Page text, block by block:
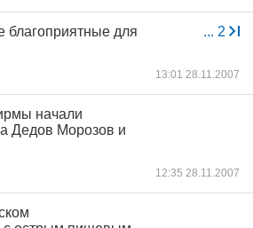
... 2
для
13:01 28.11.2007
начали
Дедов Морозов и
12:35 28.11.2007